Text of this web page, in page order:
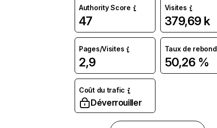
Authority Score
47
Visites
379,69 k
Pages/Visites
2,9
Taux de rebond
50,26 %
Coût du trafic
Déverrouiller